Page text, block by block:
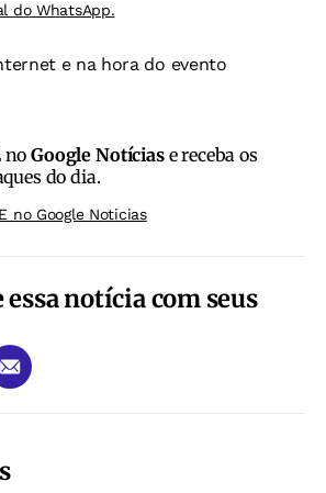
do WhatsApp.
e na hora do evento
noGoogle Notíciase receba os
do dia.
no Google Noticias
notícia com seus